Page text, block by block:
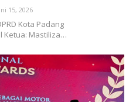
15, 2026
Kota Padang
Ketua: Mastiliza…